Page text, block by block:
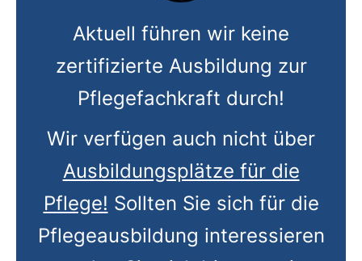
Aktuell führen wir keine
zertifizierte Ausbildung zur
Pflegefachkraft durch!
Wir verfügen auch nicht über
Ausbildungsplätze für die
Pflege! Sollten Sie sich für die
Pflegeausbildung interessieren